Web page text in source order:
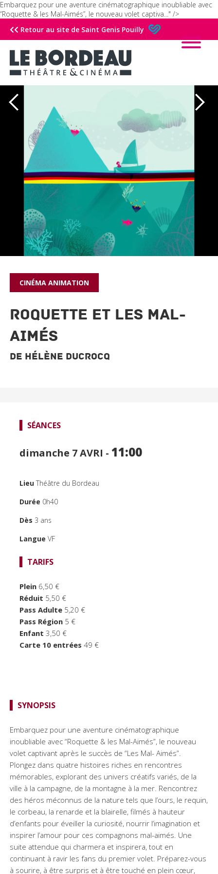
Embarquez pour une aventure cinématographique inoubliable avec
“Roquette & les Mal-Aimés”, le nouveau volet captiva..." />
Retour au site de Saint Genis Pouilly
SPECTACLES
FOCUS CINÉMA
CINÉMA ANIMATION
ROQUETTE ET LES MAL-
AIMÉS
De Hélène Ducrocq
SÉANCES
dimanche 7AVRI - 11:00
Lieu Théâtre du Bordeau
Durée 0h40
Dès 3 ans
Langue VF
TARIFS
Plein 6,50 €
Réduit 5,50 €
Pass Adulte 5,20 €
Pass Région 5 €
Enfant 3,50 €
Carte 10 entrées 49 €
SYNOPSIS
Embarquez pour une aventure cinématographique
inoubliable avec “Roquette & les Mal-Aimés”, le nouveau
volet captivant après le succès de “Les Mal- Aimés”.
Plongez dans quatre histoires riches en rencontres
mémorables, explorant des univers créatifs variés, de la
ville à la campagne, de la montagne à la mer. Rencontrez
des héros méconnus de la nature tels que l’ours, le requin,
le corbeau, la renarde et la blairelle, filmés à hauteur
d’enfants pour éveiller la curiosité, nourrir l’imagination et
inspirer l’amour pour ces compagnons mal-aimés. Une
suite attendue qui charmera et inspirera, tout en
continuant à ravir les fans du premier volet. Préparez-vous
à sourire, à être surpris et à être touché en plein cœur,